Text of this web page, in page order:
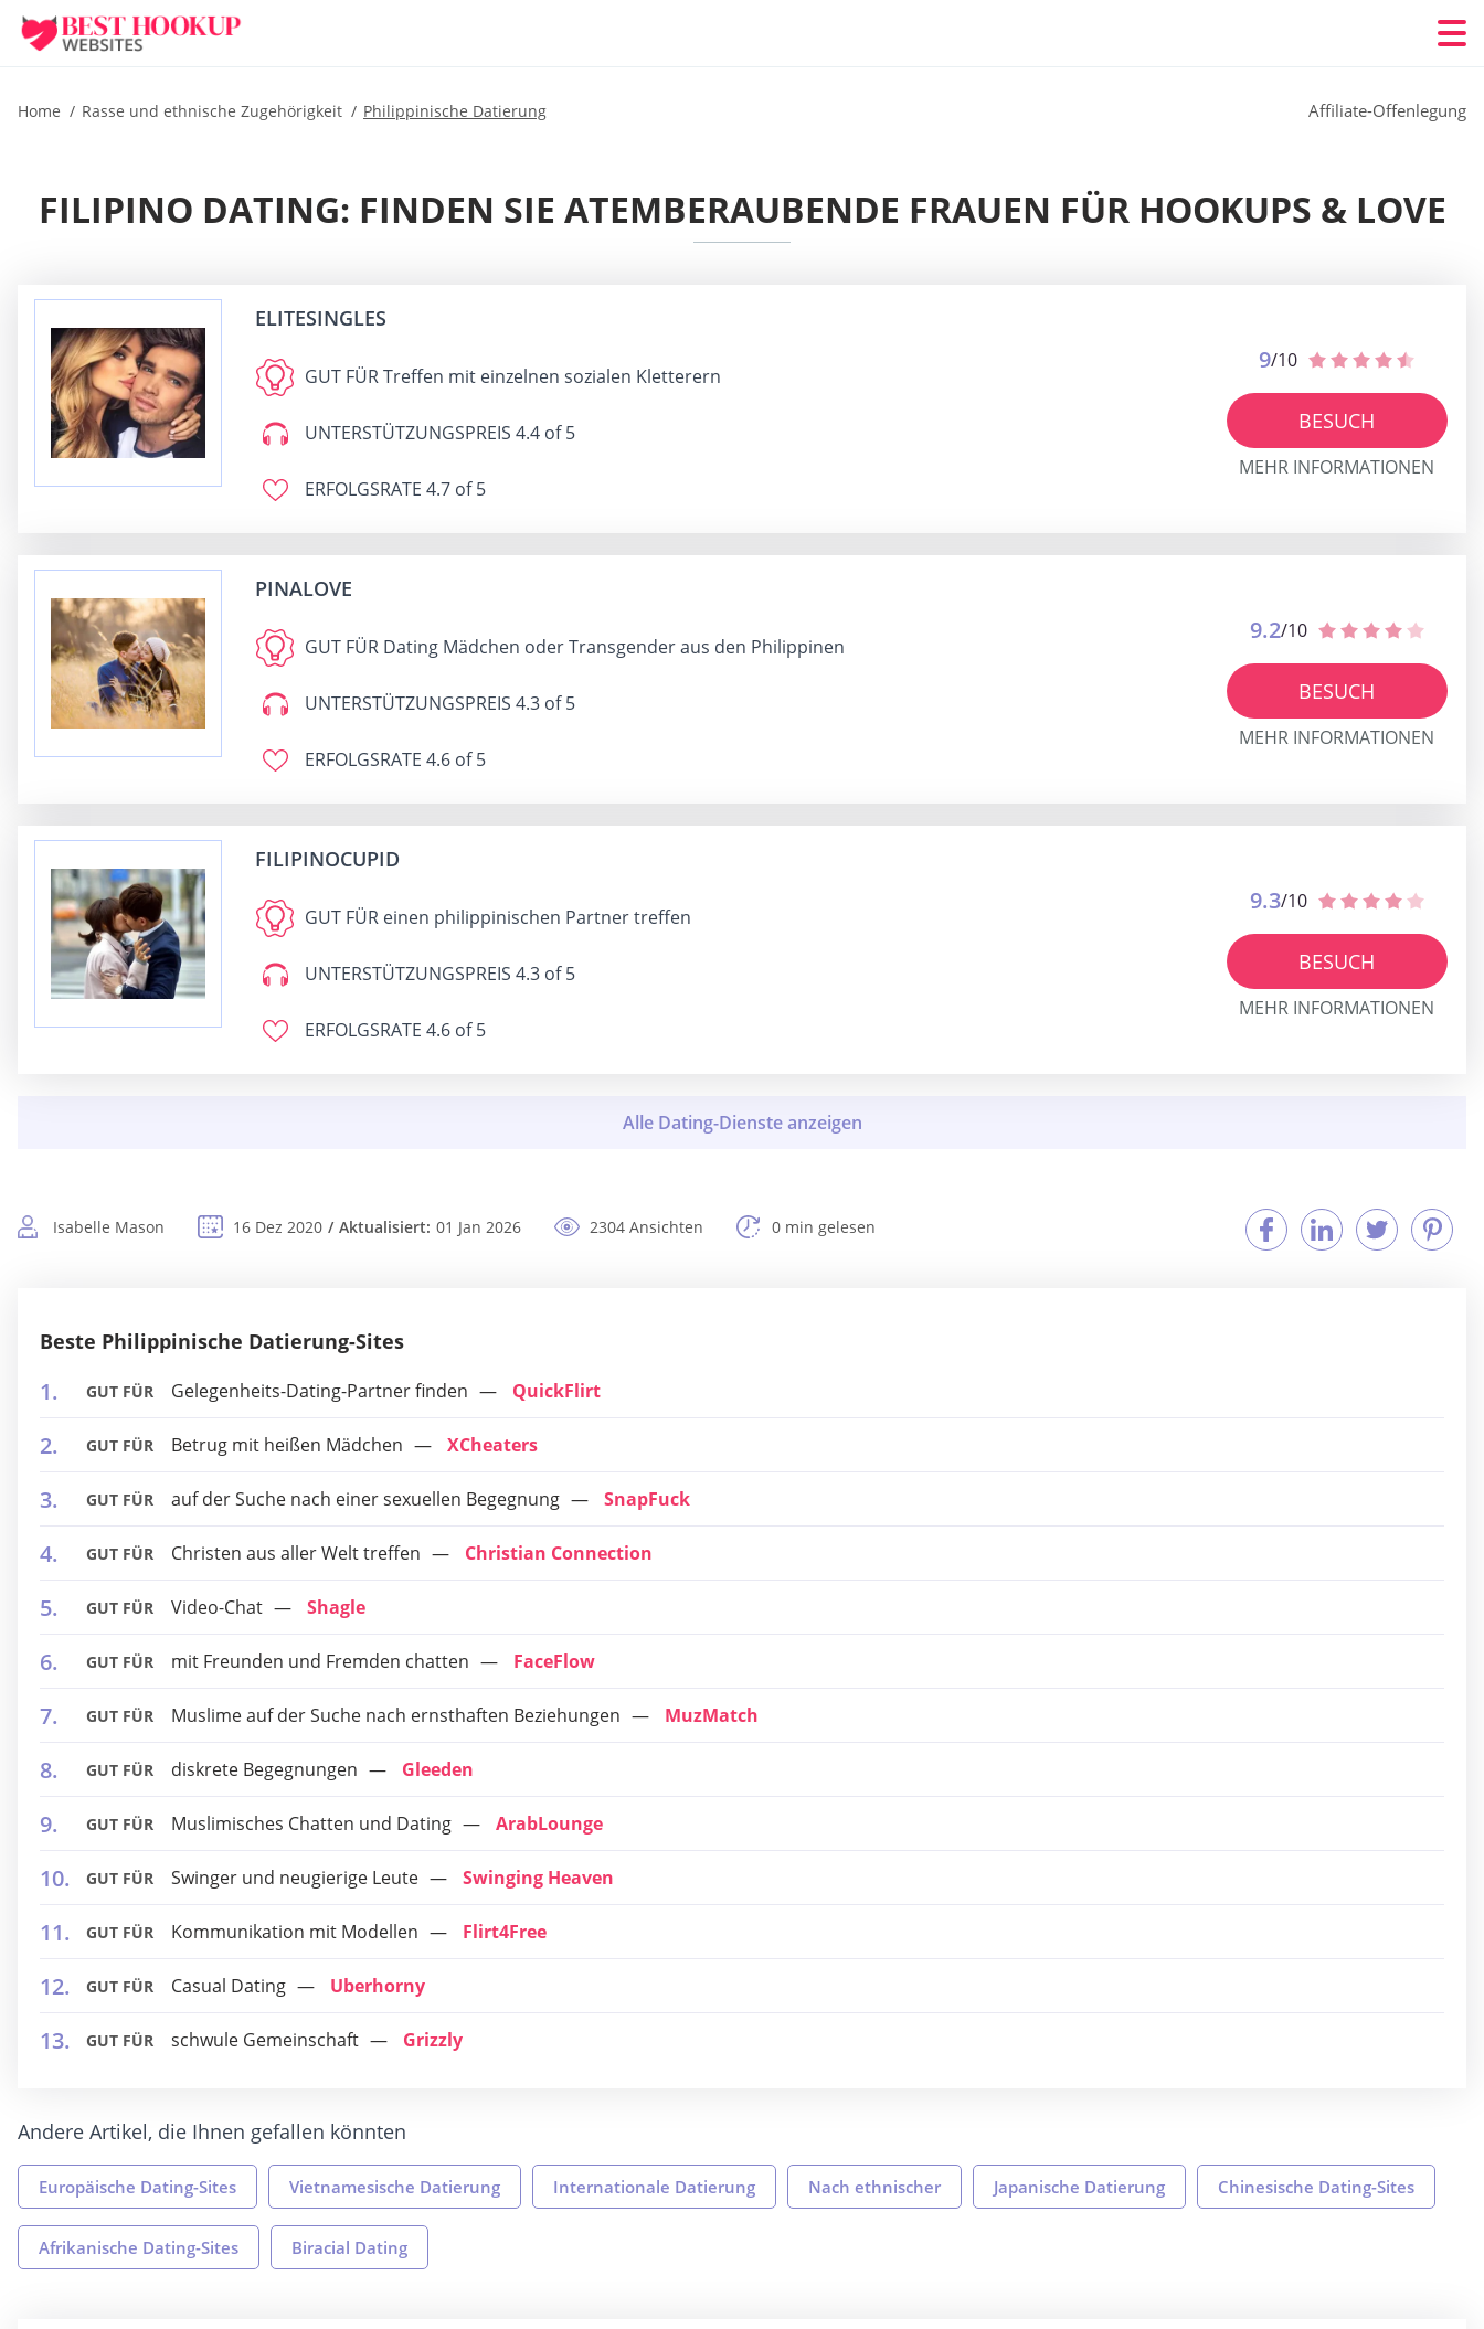
Home Rasse und ethnische Zugehörigkeit Philippinische Datierung Affiliate-Offenlegung
FILIPINO DATING: FINDEN SIE ATEMBERAUBENDE FRAUEN FÜR HOOKUPS & LOVE
ELITESINGLES
GUT FÜRTreffen mit einzelnen sozialen Kletterern
UNTERSTÜTZUNGSPREIS 4.4 of 5
ERFOLGSRATE 4.7 of 5
9/10
BESUCH
MEHR INFORMATIONEN
PINALOVE
GUT FÜR Dating Mädchen oder Transgender aus den Philippinen
UNTERSTÜTZUNGSPREIS 4.3 of 5
ERFOLGSRATE 4.6 of 5
9.2/10
BESUCH
MEHR INFORMATIONEN
FILIPINOCUPID
GUT FÜR einen philippinischen Partner treffen
UNTERSTÜTZUNGSPREIS 4.3 of 5
ERFOLGSRATE 4.6 of 5
9.3/10
BESUCH
MEHR INFORMATIONEN
Isabelle Mason 16 Dez 2020 Aktualisiert: 01 Jan 2026 2304 Ansichten 0 min gelesen
Beste Philippinische Datierung-Sites
GUT FÜR Gelegenheits-Dating-Partner finden QuickFlirt
GUT FÜR Betrug mit heißen Mädchen XCheaters
GUT FÜR auf der Suche nach einer sexuellen Begegnung SnapFuck
GUT FÜR Christen aus aller Welt treffen Christian Connection
GUT FÜR Video-Chat Shagle
GUT FÜR mit Freunden und Fremden chatten FaceFlow
GUT FÜR Muslime auf der Suche nach ernsthaften Beziehungen MuzMatch
GUT FÜR diskrete Begegnungen Gleeden
GUT FÜR Muslimisches Chatten und Dating ArabLounge
GUT FÜR Swinger und neugierige Leute Swinging Heaven
GUT FÜR Kommunikation mit Modellen Flirt4Free
GUT FÜR Casual Dating Uberhorny
GUT FÜR schwule Gemeinschaft Grizzly
Andere Artikel, die Ihnen gefallen könnten
Europäische Dating-Sites Vietnamesische Datierung Internationale Datierung Nach ethnischer Japanische Datierung Chinesische Dating-Sites
Afrikanische Dating-Sites Biracial Dating